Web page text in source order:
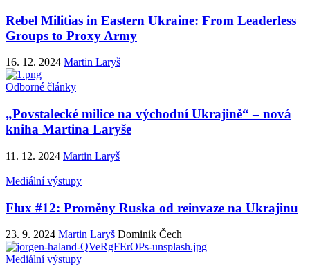
Rebel Militias in Eastern Ukraine: From Leaderless
Groups to Proxy Army
16. 12. 2024 Martin Laryš
Odborné články
„Povstalecké milice na východní Ukrajině“ – nová
kniha Martina Laryše
11. 12. 2024 Martin Laryš
Mediální výstupy
Flux #12: Proměny Ruska od reinvaze na Ukrajinu
23. 9. 2024 Martin Laryš Dominik Čech
Mediální výstupy